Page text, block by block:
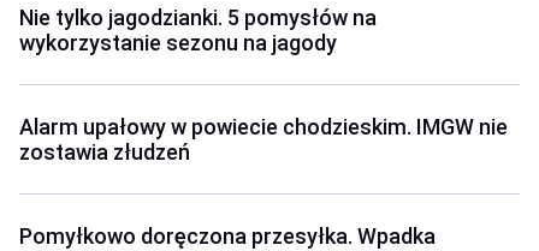
Nie tylko jagodzianki. 5 pomysłów na
wykorzystanie sezonu na jagody
Alarm upałowy w powiecie chodzieskim. IMGW nie
zostawia złudzeń
Pomyłkowo doręczona przesyłka. Wpadka